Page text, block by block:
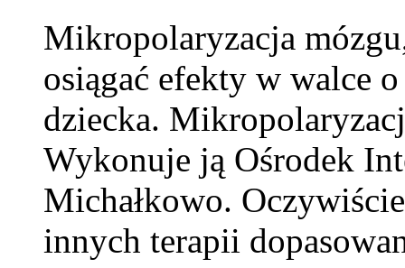
Mikropolaryzacja
osiągać efekty w walce
dziecka.
Wykonuje ją Ośrodek
Michałkowo.
innych terapii